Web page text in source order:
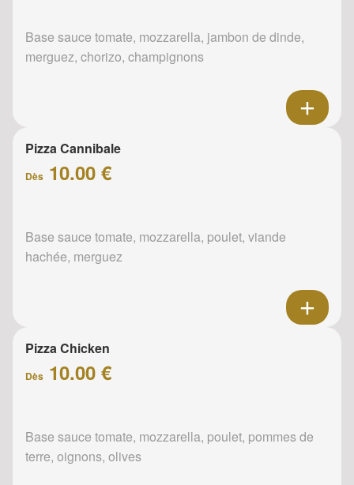
Base sauce tomate, mozzarella, jambon de dinde,
merguez, chorizo, champignons
Pizza Cannibale
Dès 10.00 €
Base sauce tomate, mozzarella, poulet, viande
hachée, merguez
Pizza Chicken
Dès 10.00 €
Base sauce tomate, mozzarella, poulet, pommes de
terre, oignons, olives